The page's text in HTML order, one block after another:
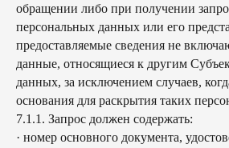
обращении либо при получении
персональных данных или его
предоставляемые сведения не
данные, относящиеся к другим
данных, за исключением случаев,
основания для раскрытия таких
7.1.1. Запрос должен содержать:
· номер основного документа,